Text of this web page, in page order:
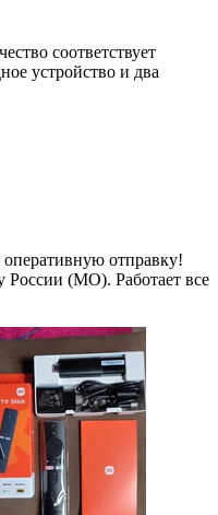
соответствует
устройство и два
отправку!
России (МО). Работает все